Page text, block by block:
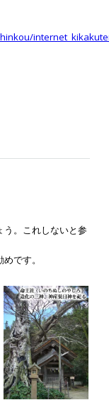
。これしないと参
です。